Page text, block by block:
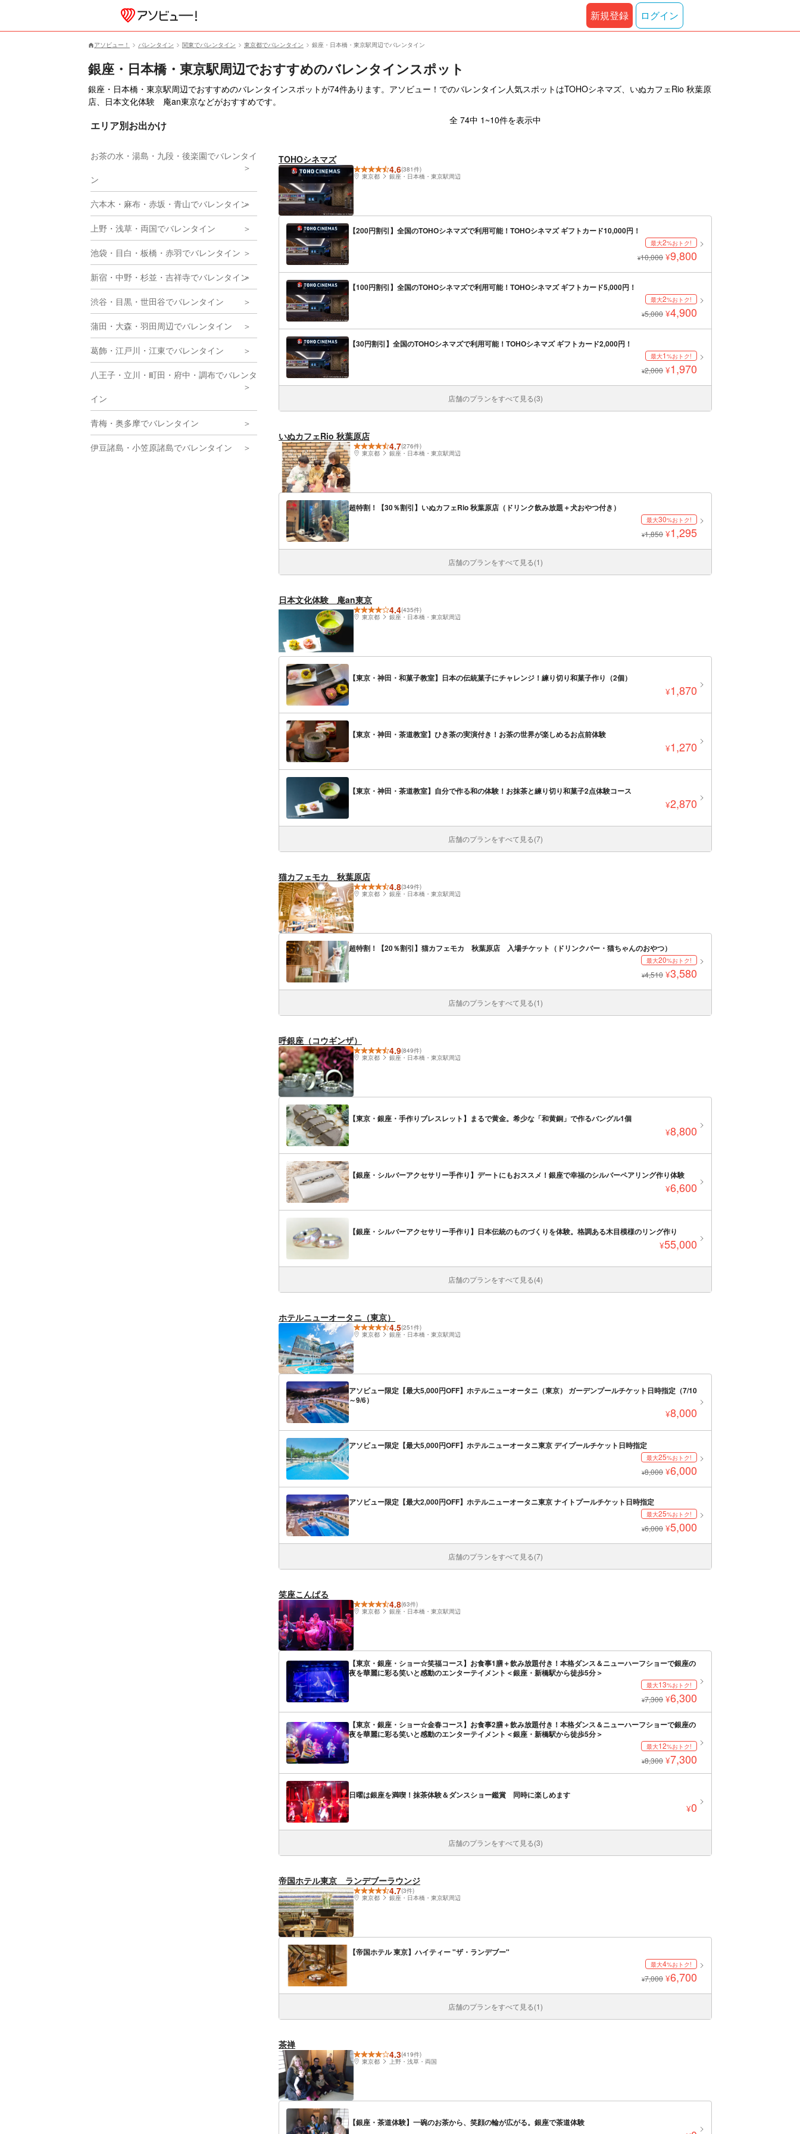
アソビュー！ バレンタイン 関東でバレンタイン 東京都でバレンタイン 銀座・日本橋・東京駅周辺でバレンタイン
銀座・日本橋・東京駅周辺でおすすめのバレンタインスポット
銀座・日本橋・東京駅周辺でおすすめのバレンタインスポットが74件あります。アソビュー！でのバレンタイン人気スポットはTOHOシネマズ、いぬカフェRio 秋葉原
店、日本文化体験 庵an東京などがおすすめです。
全 74中 1~10件を表示中
TOHOシネマズ
4.6(381件)
東京都
銀座・日本橋・東京駅周辺
【200円割引】全国のTOHOシネマズで利用可能！TOHOシネマズ ギフトカード10,000円！
最大2%おトク!
¥10,000 ¥9,800
【100円割引】全国のTOHOシネマズで利用可能！TOHOシネマズ ギフトカード5,000円！
最大2%おトク!
¥5,000 ¥4,900
【30円割引】全国のTOHOシネマズで利用可能！TOHOシネマズ ギフトカード2,000円！
最大1%おトク!
¥2,000 ¥1,970
店舗のプランをすべて見る(3)
いぬカフェRio 秋葉原店
4.7(276件)
東京都
銀座・日本橋・東京駅周辺
超特割！【30％割引】いぬカフェRio 秋葉原店（ドリンク飲み放題＋犬おやつ付き）
最大30%おトク!
¥1,850 ¥1,295
店舗のプランをすべて見る(1)
日本文化体験 庵an東京
4.4(435件)
東京都
銀座・日本橋・東京駅周辺
【東京・神田・和菓子教室】日本の伝統菓子にチャレンジ！練り切り和菓子作り（2個）
¥1,870
【東京・神田・茶道教室】ひき茶の実演付き！お茶の世界が楽しめるお点前体験
¥1,270
【東京・神田・茶道教室】自分で作る和の体験！お抹茶と練り切り和菓子2点体験コース
¥2,870
店舗のプランをすべて見る(7)
猫カフェモカ 秋葉原店
4.8(349件)
東京都
銀座・日本橋・東京駅周辺
超特割！【20％割引】猫カフェモカ 秋葉原店 入場チケット（ドリンクバー・猫ちゃんのおやつ）
最大20%おトク!
¥4,510 ¥3,580
店舗のプランをすべて見る(1)
呼銀座（コウギンザ）
4.9(849件)
東京都
銀座・日本橋・東京駅周辺
【東京・銀座・手作りブレスレット】まるで黄金。希少な「和黄銅」で作るバングル1個
¥8,800
【銀座・シルバーアクセサリー手作り】デートにもおススメ！銀座で幸福のシルバーペアリング作り体験
¥6,600
【銀座・シルバーアクセサリー手作り】日本伝統のものづくりを体験。格調ある木目模様のリング作り
¥55,000
店舗のプランをすべて見る(4)
ホテルニューオータニ（東京）
4.5(251件)
東京都
銀座・日本橋・東京駅周辺
アソビュー限定【最大5,000円OFF】ホテルニューオータニ（東京） ガーデンプールチケット日時指定（7/10
～9/6）
¥8,000
アソビュー限定【最大5,000円OFF】ホテルニューオータニ東京 デイプールチケット日時指定
最大25%おトク!
¥8,000 ¥6,000
アソビュー限定【最大2,000円OFF】ホテルニューオータニ東京 ナイトプールチケット日時指定
最大25%おトク!
¥6,000 ¥5,000
店舗のプランをすべて見る(7)
笑座こんぱる
4.8(63件)
東京都
銀座・日本橋・東京駅周辺
【東京・銀座・ショー☆笑福コース】お食事1膳＋飲み放題付き！本格ダンス＆ニューハーフショーで銀座の
夜を華麗に彩る笑いと感動のエンターテイメント＜銀座・新橋駅から徒歩5分＞
最大13%おトク!
¥7,300 ¥6,300
【東京・銀座・ショー☆金春コース】お食事2膳＋飲み放題付き！本格ダンス＆ニューハーフショーで銀座の
夜を華麗に彩る笑いと感動のエンターテイメント＜銀座・新橋駅から徒歩5分＞
最大12%おトク!
¥8,300 ¥7,300
日曜は銀座を満喫！抹茶体験＆ダンスショー鑑賞 同時に楽しめます
¥0
店舗のプランをすべて見る(3)
帝国ホテル東京 ランデブーラウンジ
4.7(3件)
東京都
銀座・日本橋・東京駅周辺
【帝国ホテル 東京】ハイティー "ザ・ランデブー"
最大4%おトク!
¥7,000 ¥6,700
店舗のプランをすべて見る(1)
茶禅
4.3(419件)
東京都
上野・浅草・両国
【銀座・茶道体験】一碗のお茶から、笑顔の輪が広がる。銀座で茶道体験
エリア別お出かけ
お茶の水・湯島・九段・後楽園でバレンタイ
ン
六本木・麻布・赤坂・青山でバレンタイン
上野・浅草・両国でバレンタイン
池袋・目白・板橋・赤羽でバレンタイン
新宿・中野・杉並・吉祥寺でバレンタイン
渋谷・目黒・世田谷でバレンタイン
蒲田・大森・羽田周辺でバレンタイン
葛飾・江戸川・江東でバレンタイン
八王子・立川・町田・府中・調布でバレンタ
イン
青梅・奥多摩でバレンタイン
伊豆諸島・小笠原諸島でバレンタイン
新規登録 ログイン